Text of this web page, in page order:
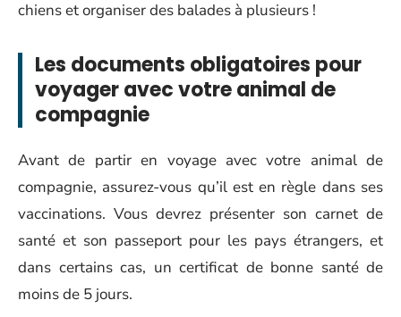
chiens et organiser des balades à plusieurs !
Les documents obligatoires pour
voyager avec votre animal de
compagnie
Avant de partir en voyage avec votre animal de
compagnie, assurez-vous qu’il est en règle dans ses
vaccinations. Vous devrez présenter son carnet de
santé et son passeport pour les pays étrangers, et
dans certains cas, un certificat de bonne santé de
moins de 5 jours.